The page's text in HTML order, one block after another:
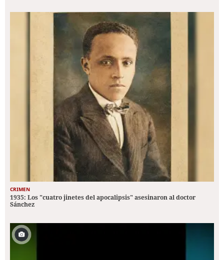
CRIMEN
1935: Los "cuatro jinetes del apocalipsis" asesinaron al doctor
Sánchez